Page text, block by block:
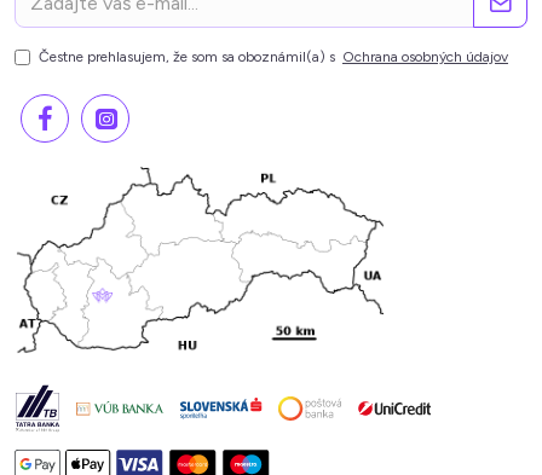
Čestne prehlasujem, že som sa oboznámil(a) s Ochrana osobných údajov